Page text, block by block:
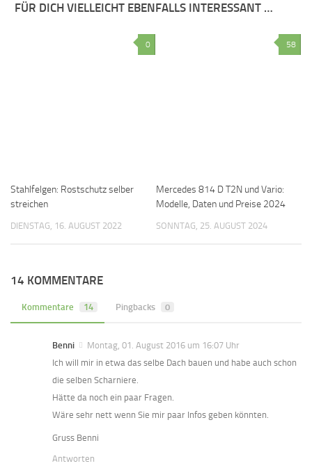
FÜR DICH VIELLEICHT EBENFALLS INTERESSANT …
0
Stahlfelgen: Rostschutz selber
streichen
DIENSTAG, 16. AUGUST 2022
58
Mercedes 814 D T2N und Vario:
Modelle, Daten und Preise 2024
SONNTAG, 25. AUGUST 2024
14 KOMMENTARE
Kommentare 14 Pingbacks 0
Benni
Montag, 01. August 2016 um 16:07 Uhr
Ich will mir in etwa das selbe Dach bauen und habe auch schon
die selben Scharniere.
Hätte da noch ein paar Fragen.
Wäre sehr nett wenn Sie mir paar Infos geben könnten.
Gruss Benni
Antworten